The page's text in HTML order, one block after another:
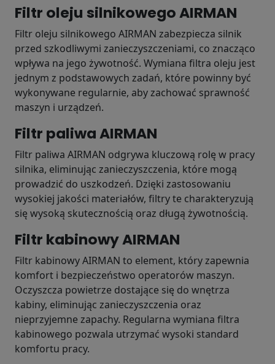
Filtr oleju silnikowego AIRMAN
Filtr oleju silnikowego AIRMAN zabezpiecza silnik
przed szkodliwymi zanieczyszczeniami, co znacząco
wpływa na jego żywotność. Wymiana filtra oleju jest
jednym z podstawowych zadań, które powinny być
wykonywane regularnie, aby zachować sprawność
maszyn i urządzeń.
Filtr paliwa AIRMAN
Filtr paliwa AIRMAN odgrywa kluczową rolę w pracy
silnika, eliminując zanieczyszczenia, które mogą
prowadzić do uszkodzeń. Dzięki zastosowaniu
wysokiej jakości materiałów, filtry te charakteryzują
się wysoką skutecznością oraz długą żywotnością.
Filtr kabinowy AIRMAN
Filtr kabinowy AIRMAN to element, który zapewnia
komfort i bezpieczeństwo operatorów maszyn.
Oczyszcza powietrze dostające się do wnętrza
kabiny, eliminując zanieczyszczenia oraz
nieprzyjemne zapachy. Regularna wymiana filtra
kabinowego pozwala utrzymać wysoki standard
komfortu pracy.